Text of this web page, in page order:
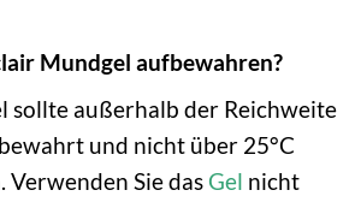
Mundgel aufbewahren?
sollte außerhalb der Reichweite
und nicht über 25°C
Sie das Gel nicht